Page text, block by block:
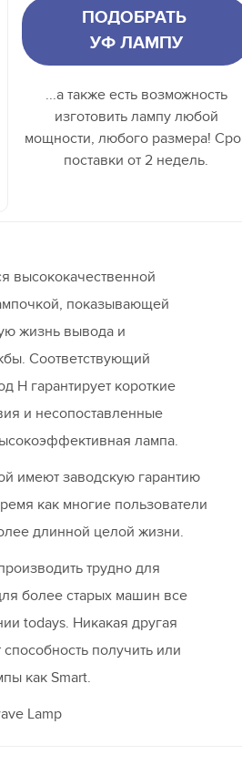
ПОДОБРАТЬ
УФ ЛАМПУ
...а также есть возможность
изготовить лампу любой
мощности, любого размера!
поставки от 2 недель.
высококачественной
показывающей
жизнь вывода и
Соответствующий
H гарантирует короткие
и несопоставленные
лампа.
имеют заводскую гарантию
как многие пользователи
длинной целой жизни.
трудно для
более старых машин все
todays. Никакая другая
получить или
как Smart.
Lamp